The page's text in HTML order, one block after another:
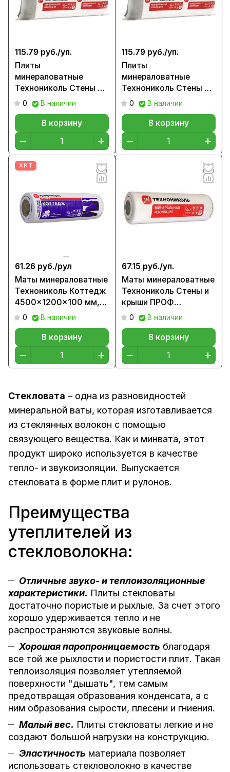
115.79 руб./уп.
Плиты
минераловатные
Технониколь Стены и
крыши ПРОФ
22,25 кг/м3 (0,864м3)
0 В наличии
В корзину
115.79 руб./уп.
Плиты
минераловатные
Технониколь Стены и
крыши ПРОФ
22,25 кг/м3 (0,864м3)
0 В наличии
В корзину
ХИТ
61.26 руб./рул
Маты минераловатные
Технониколь Коттедж
4500x1200x100 мм,
20 кг/м3 (0,54м3)
0 В наличии
В корзину
67.15 руб./уп.
Маты минераловатные
Технониколь Стены и
крыши ПРОФ
9600x1220x50 мм,
(0,5856м3)
0 В наличии
В корзину
Стекловата – одна из разновидностей
минеральной ваты, которая изготавливается
из стеклянных волокон с помощью
связующего вещества. Как и минвата, этот
продукт широко используется в качестве
тепло- и звукоизоляции. Выпускается
стекловата в форме плит и рулонов.
Преимущества
утеплителей из
стекловолокна:
Отличные звуко- и теплоизоляционные
характеристики. Плиты стекловаты
достаточно пористые и рыхлые. За счет этого
хорошо удерживается тепло и не
распространяются звуковые волны.
Хорошая паропроницаемость благодаря
все той же рыхлости и пористости плит. Такая
теплоизоляция позволяет утепляемой
поверхности "дышать", тем самым
предотвращая образования конденсата, а с
ним образования сырости, плесени и гниения.
Малый вес. Плиты стекловаты легкие и не
создают большой нагрузки на конструкцию.
Эластичность материала позволяет
использовать стекловолокно в качестве